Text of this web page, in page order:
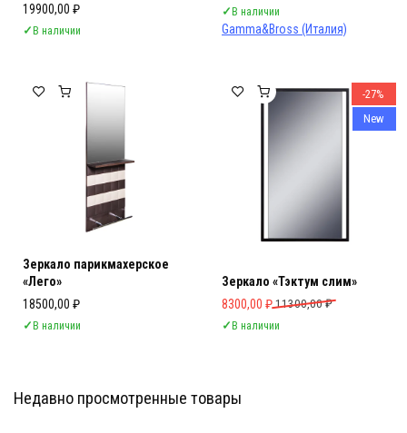
19900,00 ₽
✓В наличии
✓В наличии
Gamma&Bross (Италия)
Зеркало парикмахерское
«Лего»
18500,00 ₽
✓В наличии
-27%
New
Зеркало «Тэктум слим»
11300,00₽
Первоначальная цена
8300,00 ₽
Текущая цена: 8300,00 ₽.
✓В наличии
Недавно просмотренные товары